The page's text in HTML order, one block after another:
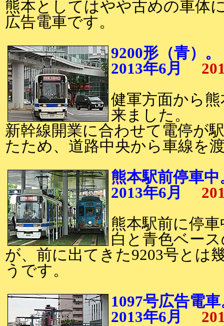
熊本としてはやや古めの車体
広告電車です。
9200形（青）。
2013年6月
健軍方面から
来ました。
新幹線開業に合わせて電停が
たため、道路中央から車線を
熊本駅前停車中
2013年6月
熊本駅前に停
白と青色ベー
が、前に出てきた9203号とは
うです。
1097号広告電
2013年6月